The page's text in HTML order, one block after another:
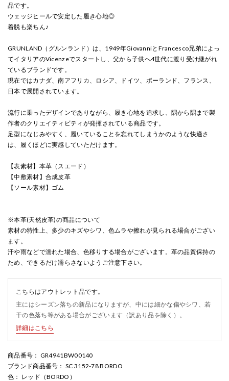
品です。
ウェッジヒールで安定した履き心地◎
着脱も楽ちん♪
GRUNLAND（グルンランド）は、1949年GiovanniとFrancesco兄弟によっ
てイタリアのVicenzeでスタートし、父から子供へ4世代に渡り受け継がれ
ているブランドです。
現在ではカナダ、南アフリカ、ロシア、ドイツ、ポーランド、フランス、
日本で展開されています。
流行に乗ったデザインでありながら、履き心地を追求し、隅から隅まで製
作者のクリエイティビティが発揮されている商品です。
足型になじみやすく、履いていることを忘れてしまうかのような快適さ
は、履くほどに実感していただけます。
【表素材】本革（スエード）
【中敷素材】合成皮革
【ソール素材】ゴム
※本革(天然皮革)の商品について
素材の特性上、多少のキズやシワ、色ムラや擦れが見られる場合がござい
ます。
汗や雨などで濡れた場合、色移りする場合がございます。革の品質保持の
ため、できるだけ濡らさないようご注意下さい。
こちらはアウトレット品です。
主にはシーズン落ちの新品になりますが、中には細かな傷やシワ、若
干の色落ち等がある場合がございます（訳あり品を除く）。
詳細はこちら
商品番号 ： GR4941BW00140
ブランド商品番号 ： SC 3152-78 BORDO
色 ： レッド（BORDO）